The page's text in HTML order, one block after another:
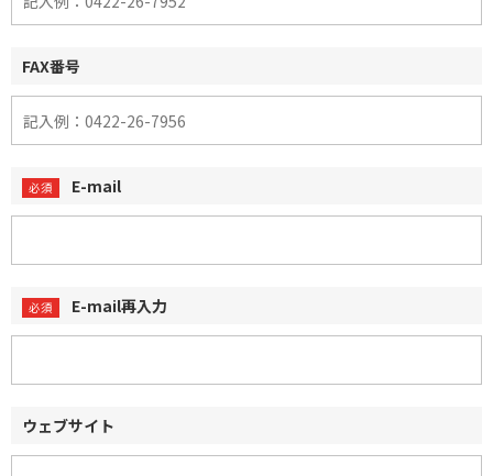
FAX番号
E-mail
E-mail再入力
ウェブサイト